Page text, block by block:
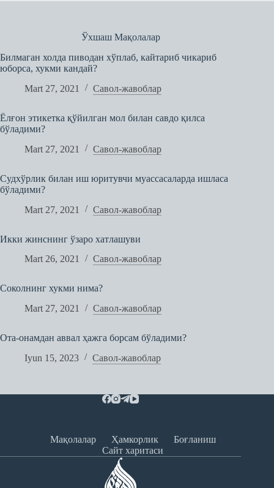
Ўхшаш Мақолалар
Билмаган холда пиводан хўплаб, кайтариб чикариб
юборса, хукми кандай?
Mart 27, 2021
Савол-жавоблар
Ёлғон этикетка қўйилган мол билан савдо қилса
бўладими?
Mart 27, 2021
Савол-жавоблар
Судхўрлик билан иш юритувчи муассасаларда ишласа
бўладими?
Mart 27, 2021
Савол-жавоблар
Икки жинснинг ўзаро хатлашуви
Mart 26, 2021
Савол-жавоблар
Соколнинг хукми нима?
Mart 27, 2021
Савол-жавоблар
Ота-онамдан аввал ҳажга борсам бўладими?
Iyun 15, 2023
Савол-жавоблар
Мақолалар Ҳамкорлик
Боғланиш
Сайт харитаси